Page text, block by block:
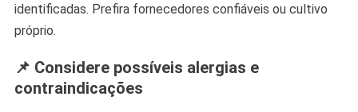
identificadas. Prefira fornecedores confiáveis ou cultivo
próprio.
📌 Considere possíveis alergias e
contraindicações